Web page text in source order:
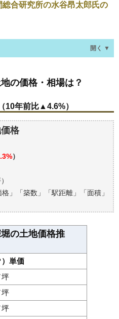
合研究所の水谷昂太郎氏の
開く ▼
／坪（10年前比▲4.6%）
の過去の売買事例
から検討しよう
産が買える？
の価格・相場は？
10年前比▲4.6%）
格
）
」「築数」「駅距離」「面積」
の土地価格推
単価